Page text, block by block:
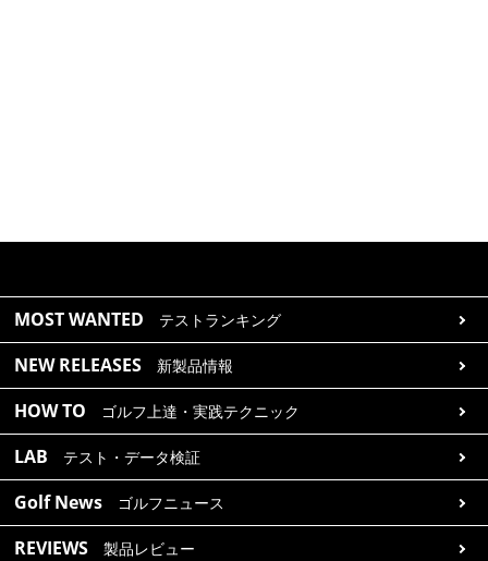
MOST WANTED テストランキング
NEW RELEASES 新製品情報
HOW TO ゴルフ上達・実践テクニック
LAB テスト・データ検証
Golf News ゴルフニュース
REVIEWS 製品レビュー